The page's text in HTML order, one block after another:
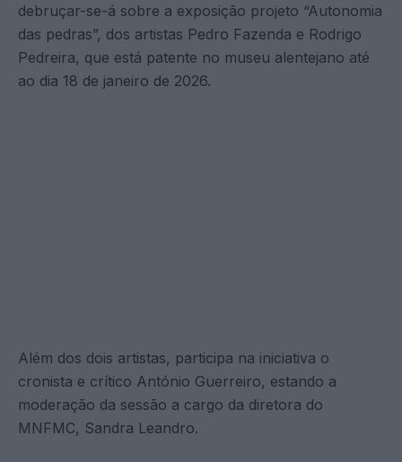
debruçar-se-á sobre a exposição projeto “Autonomia
das pedras”, dos artistas Pedro Fazenda e Rodrigo
Pedreira, que está patente no museu alentejano até
ao dia 18 de janeiro de 2026.
Além dos dois artistas, participa na iniciativa o
cronista e crítico António Guerreiro, estando a
moderação da sessão a cargo da diretora do
MNFMC, Sandra Leandro.